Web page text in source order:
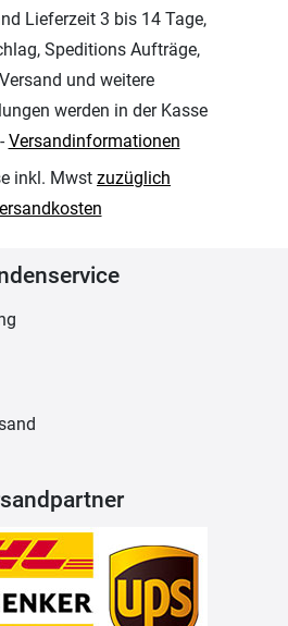
Lieferzeit 3 bis 14 Tage,
Speditions Aufträge,
und weitere
werden in der Kasse
Versandinformationen
inkl. Mwst zuzüglich